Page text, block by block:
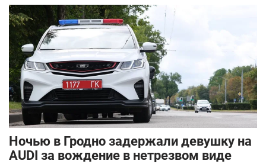
Ночью в Гродно задержали девушку на
AUDI за вождение в нетрезвом виде